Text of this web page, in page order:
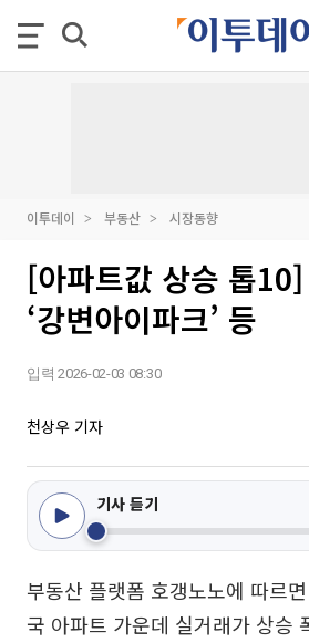
이투데이 부동산 시장동향
[아파트값 상승 톱
‘강변아이파크’ 등
입력 2026-02-03 08:30
천상우 기자
기사 듣기
부동산 플랫폼 호갱노노에 따르
국 아파트 가운데 실거래가 상승